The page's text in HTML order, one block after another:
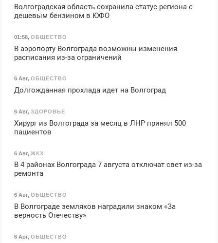
Волгоградская область сохранила статус региона с
дешевым бензином в ЮФО
01:58, ОБЩЕСТВО
В аэропорту Волгограда возможны изменения
расписания из-за ограничений
6 Авг, ОБЩЕСТВО
Долгожданная прохлада идет на Волгоград
6 Авг, ЗДОРОВЬЕ
Хирург из Волгограда за месяц в ЛНР принял 500
пациентов
6 Авг, ЖКХ
В 4 районах Волгограда 7 августа отключат свет из-за
ремонта
6 Авг, ОБЩЕСТВО
В Волгограде земляков наградили знаком «За
верность Отечеству»
6 Авг, ОБЩЕСТВО